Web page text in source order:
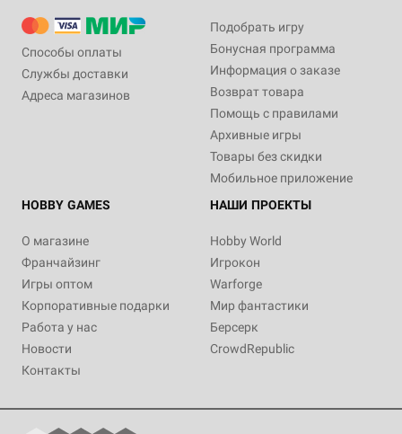
Способы оплаты
Службы доставки
Адреса магазинов
Подобрать игру
Бонусная программа
Информация о заказе
Возврат товара
Помощь с правилами
Архивные игры
Товары без скидки
Мобильное приложение
HOBBY GAMES
О магазине
Франчайзинг
Игры оптом
Корпоративные подарки
Работа у нас
Новости
Контакты
НАШИ ПРОЕКТЫ
Hobby World
Игрокон
Warforge
Мир фантастики
Берсерк
CrowdRepublic